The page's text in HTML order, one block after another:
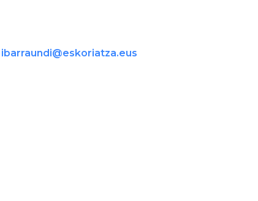
ibarraundi@eskoriatza.eus